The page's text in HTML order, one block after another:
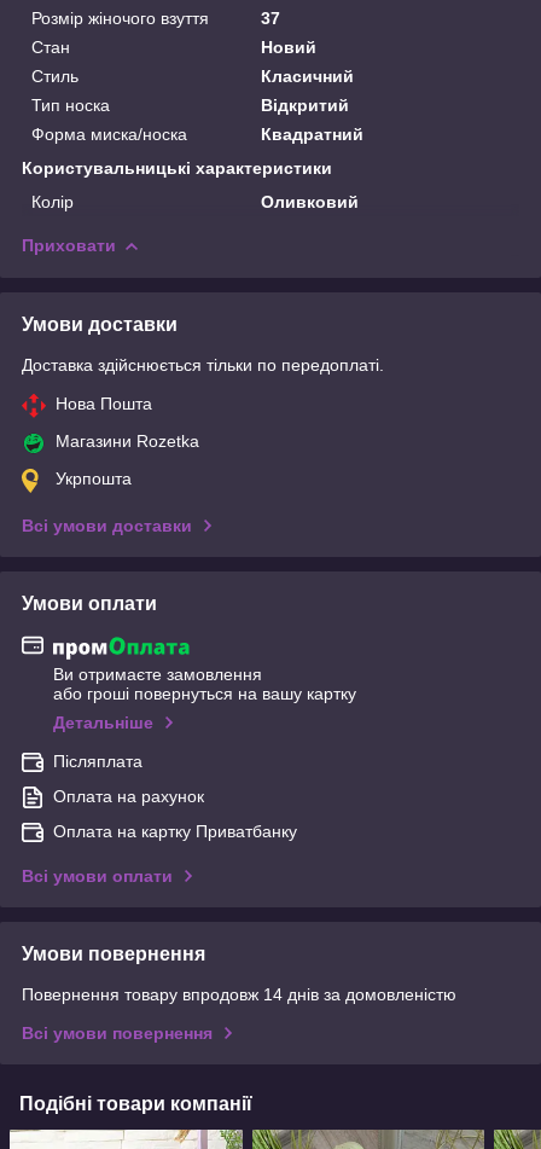
Розмір жіночого взуття
37
Стан
Новий
Стиль
Класичний
Тип носка
Відкритий
Форма миска/носка
Квадратний
Користувальницькі характеристики
Колір
Оливковий
Приховати
Умови доставки
Доставка здійснюється тільки по передоплаті.
Нова Пошта
Магазини Rozetka
Укрпошта
Всі умови доставки
Умови оплати
Ви отримаєте замовлення
або гроші повернуться на вашу картку
Детальніше
Післяплата
Оплата на рахунок
Оплата на картку Приватбанку
Всі умови оплати
Умови повернення
Повернення товару впродовж 14 днів за домовленістю
Всі умови повернення
Подібні товари компанії